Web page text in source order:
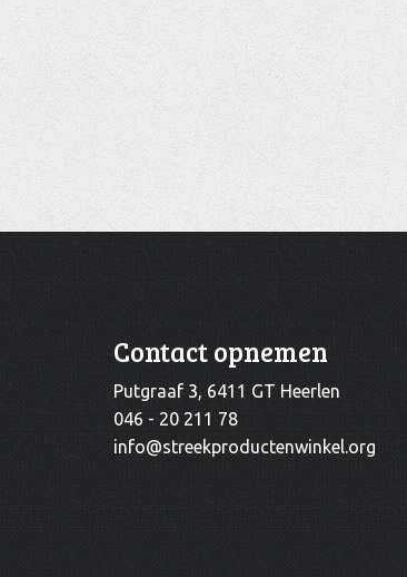
Contact opnemen
Putgraaf 3, 6411 GT Heerlen
046 - 20 211 78
info@streekproductenwinkel.org